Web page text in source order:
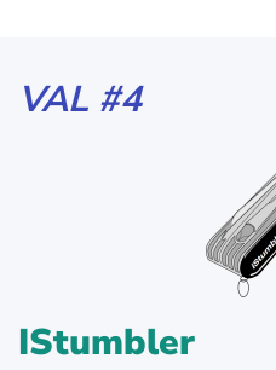
VAL #4
IStumbler